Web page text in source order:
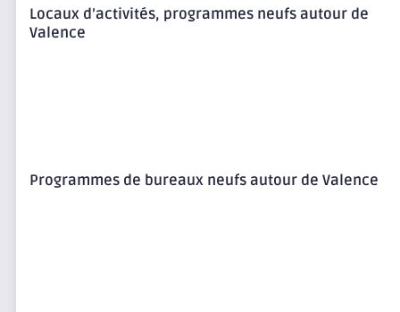
Locaux d’activités, programmes neufs autour de
Valence
Programmes de bureaux neufs autour de Valence